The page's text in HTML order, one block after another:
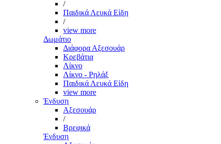
/
Παιδικά Λευκά Είδη
/
view more
Δωμάτιο
Διάφορα Αξεσουάρ
Κρεβάτια
Λίκνο
Λίκνο - Ρηλάξ
Παιδικά Λευκά Είδη
view more
Ένδυση
Αξεσουάρ
/
Βρεφικά
Ένδυση